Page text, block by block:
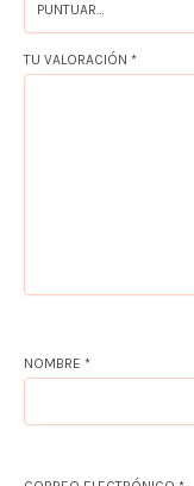
TU VALORACIÓN *
NOMBRE *